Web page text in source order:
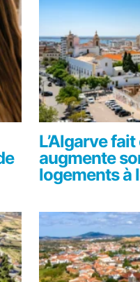
L’Algarve
augmente
logements à